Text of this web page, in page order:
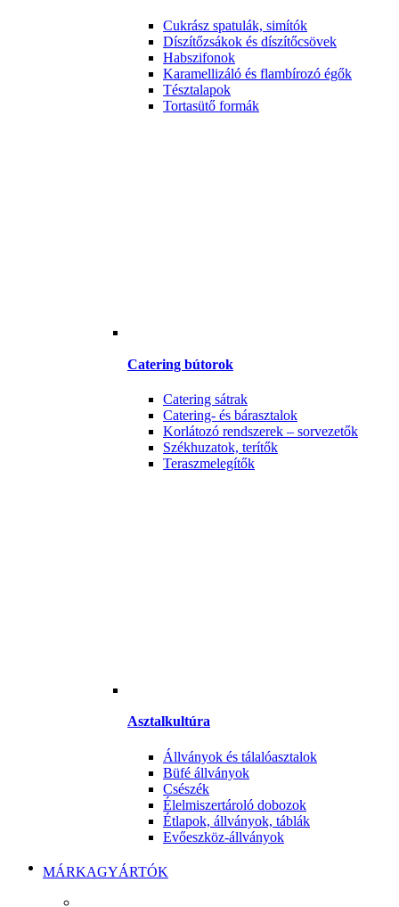
Cukrász spatulák, simítók
Díszítőzsákok és díszítőcsövek
Habszifonok
Karamellizáló és flambírozó égők
Tésztalapok
Tortasütő formák
Catering bútorok
Catering sátrak
Catering- és bárasztalok
Korlátozó rendszerek – sorvezetők
Székhuzatok, terítők
Teraszmelegítők
Asztalkultúra
Állványok és tálalóasztalok
Büfé állványok
Csészék
Élelmiszertároló dobozok
Étlapok, állványok, táblák
Evőeszköz-állványok
MÁRKAGYÁRTÓK